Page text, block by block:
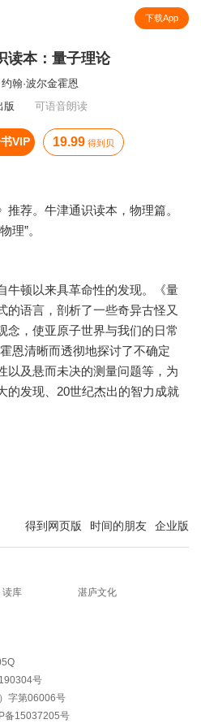
下载App
读本：量子理论
翰·波尔金霍恩
版
可语音朗读
VIP 19.99 得到贝
荐。牛津通识读本，物理篇。
理”。
牛顿以来具革命性的发现。《量
的语言，剖析了一些奇异古怪又
念，使亚原子世界与我们的日常
恩清晰而透彻地探讨了不确定
以及悬而未决的测量问题等，为
的发现、20世纪杰出的智力成就
得到网页版 时间的朋友 企业版
读库
湛庐文化
号
字第06006号
备15037205号